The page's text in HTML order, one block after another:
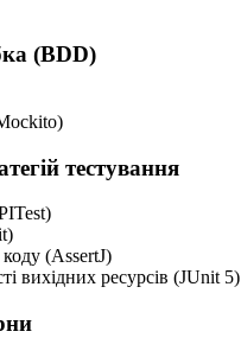
(BDD)
тестування
(AssertJ)
вихідних ресурсів (JUnit 5)